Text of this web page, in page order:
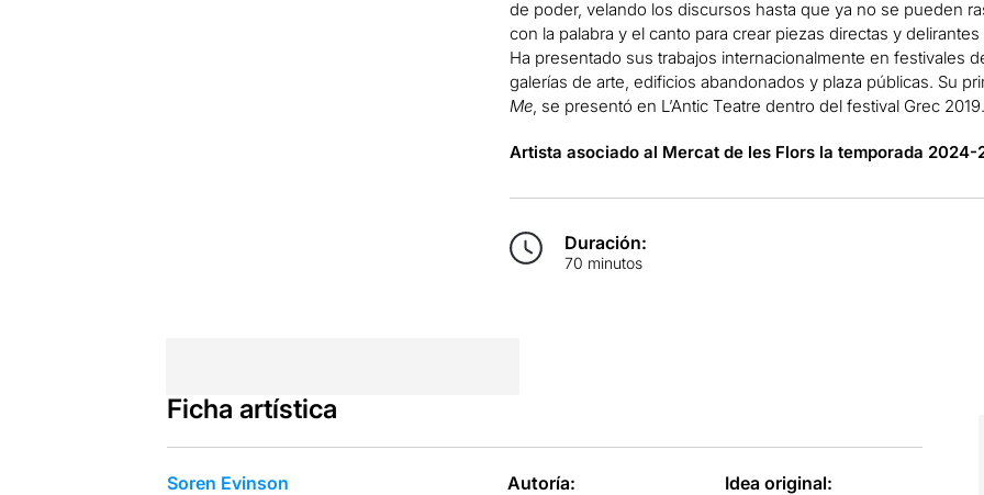
de poder, velando los discursos hasta que ya no se pueden
con la palabra y el canto para crear piezas directas y
Ha presentado sus trabajos internacionalmente en festivales
galerías de arte, edificios abandonados y plaza públicas. Su
Me, se presentó en L’Antic Teatre dentro del festival Grec 2019.
Artista asociado al Mercat de les Flors la temporada 2024-
Duración:
70 minutos
Ficha artística
Soren Evinson
Autoría:
Idea original: